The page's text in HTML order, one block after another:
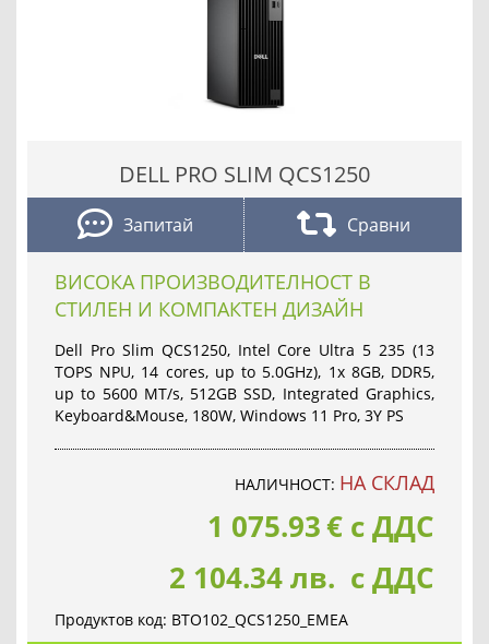
DELL PRO SLIM QCS1250
Запитай Сравни
ВИСОКА ПРОИЗВОДИТЕЛНОСТ В
СТИЛЕН И КОМПАКТЕН ДИЗАЙН
Dell Pro Slim QCS1250, Intel Core Ultra 5 235 (13
TOPS NPU, 14 cores, up to 5.0GHz), 1x 8GB, DDR5,
up to 5600 MT/s, 512GB SSD, Integrated Graphics,
Keyboard&Mouse, 180W, Windows 11 Pro, 3Y PS
НАЛИЧНОСТ: НА СКЛАД
1 075.93€ с ДДС
2 104.34 лв. с ДДС
Продуктов код: BTO102_QCS1250_EMEA